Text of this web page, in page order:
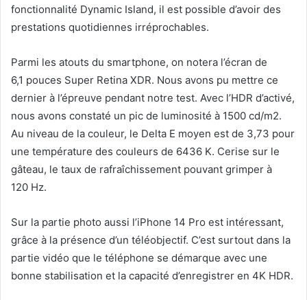
fonctionnalité Dynamic Island, il est possible d’avoir des
prestations quotidiennes irréprochables.
Parmi les atouts du smartphone, on notera l’écran de
6,1 pouces Super Retina XDR. Nous avons pu mettre ce
dernier à l’épreuve pendant notre test. Avec l’HDR d’activé,
nous avons constaté un pic de luminosité à 1500 cd/m2.
Au niveau de la couleur, le Delta E moyen est de 3,73 pour
une température des couleurs de 6436 K. Cerise sur le
gâteau, le taux de rafraîchissement pouvant grimper à
120 Hz.
Sur la partie photo aussi l’iPhone 14 Pro est intéressant,
grâce à la présence d’un téléobjectif. C’est surtout dans la
partie vidéo que le téléphone se démarque avec une
bonne stabilisation et la capacité d’enregistrer en 4K HDR.